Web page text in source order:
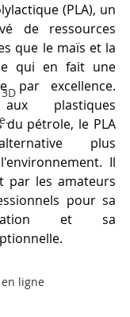
ligne
(PLA), un
de ressources
que le maïs et la
qui en fait une
par excellence.
plastiques
pétrole, le PLA
plus
Il
par les amateurs
pour sa
et sa